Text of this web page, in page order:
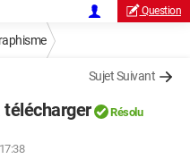
Question
Sujet Suivant
télécharger Résolu